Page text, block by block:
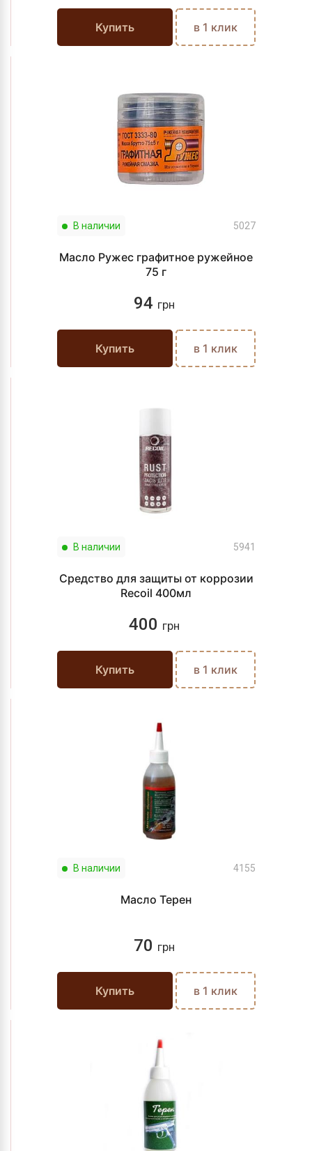
Купить в 1 клик
В наличии 5027
Масло Ружес графитное ружейное
75 г
94 грн
Купить в 1 клик
В наличии 5941
Средство для защиты от коррозии
Recoil 400мл
400 грн
Купить в 1 клик
В наличии 4155
Масло Терен
70 грн
Купить в 1 клик